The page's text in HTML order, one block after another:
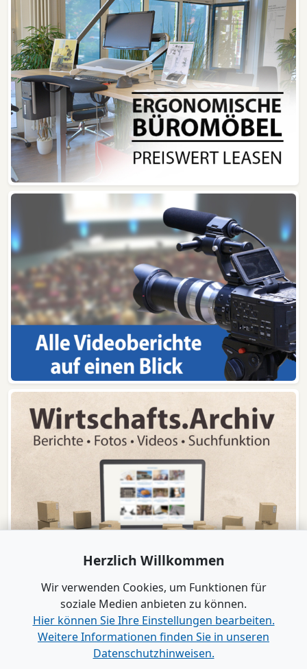
www.B2B-Wirtschaft.de
Herzlich Willkommen
Wir verwenden Cookies, um Funktionen für
soziale Medien anbieten zu können.
Hier können Sie Ihre Einstellungen bearbeiten.
Weitere Informationen finden Sie in unseren
Datenschutzhinweisen.